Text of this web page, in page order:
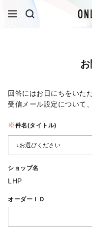
回答にはお日にちをいた
受信メール設定について
件名(タイトル)
ショップ名
LHP
オーダーＩＤ